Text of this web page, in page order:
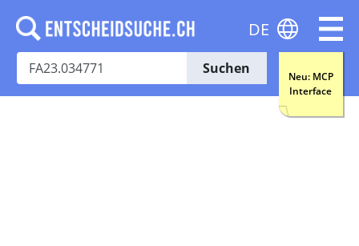
Suchen
Neu: MCP
Interface
DE